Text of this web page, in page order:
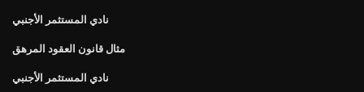
نادي المستثمر الأجنبي
مثال قانون العقود المرهق
نادي المستثمر الأجنبي